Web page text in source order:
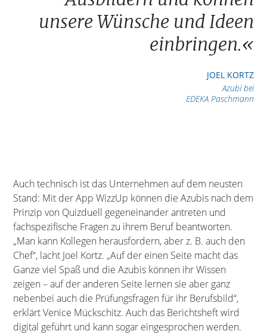
unsere Wünsche und Ideen
einbringen.«
JOEL KORTZ
Azubi bei
EDEKA Paschmann
Auch technisch ist das Unternehmen auf dem neusten
Stand: Mit der App WizzUp können die Azubis nach dem
Prinzip von Quizduell gegeneinander antreten und
fachspezifische Fragen zu ihrem Beruf beantworten.
„Man kann Kollegen herausfordern, aber z. B. auch den
Chef“, lacht Joel Kortz. „Auf der einen Seite macht das
Ganze viel Spaß und die Azubis können ihr Wissen
zeigen – auf der anderen Seite lernen sie aber ganz
nebenbei auch die Prüfungsfragen für ihr Berufsbild“,
erklärt Venice Mückschitz. Auch das Berichtsheft wird
digital geführt und kann sogar eingesprochen werden.